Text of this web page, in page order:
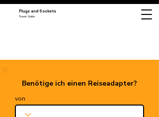
Plugs and Sockets
Travel Guide
Benötige ich einen Reiseadapter?
von